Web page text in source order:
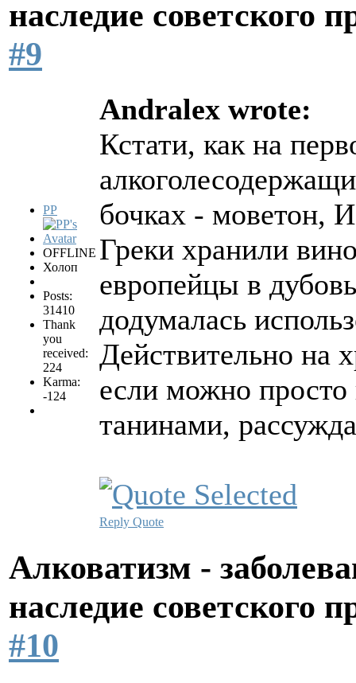
наследие советского
#9
PP
OFFLINE
Холоп
Posts:
31410
Thank
you
received:
224
Karma:
-124
Andralex wrote:
Кстати, как на
бочках -
Греки хранили
европейцы в
додумалась
Действительно на
если можно
танинами,
Reply Quote
Алковатизм -
наследие советского
#10